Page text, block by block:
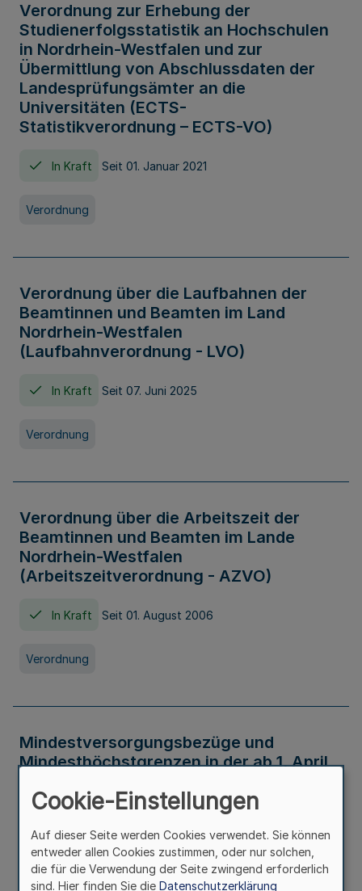
Verordnung zur Erhebung der
Studienerfolgsstatistik an Hochschulen
in Nordrhein-Westfalen und zur
Übermittlung von Abschlussdaten der
Landesprüfungsämter an die
Universitäten (ECTS-
Statistikverordnung – ECTS-VO)
In Kraft Seit 01. Januar 2021
Verordnung
Verordnung über die Laufbahnen der
Beamtinnen und Beamten im Land
Nordrhein-Westfalen
(Laufbahnverordnung - LVO)
In Kraft Seit 07. Juni 2025
Verordnung
Verordnung über die Arbeitszeit der
Beamtinnen und Beamten im Lande
Nordrhein-Westfalen
(Arbeitszeitverordnung - AZVO)
In Kraft Seit 01. August 2006
Verordnung
Mindestversorgungsbezüge und
Mindesthöchstgrenzen in der ab 1. April
Verwaltungsvorschrift
Cookie-Einstellungen
Auf dieser Seite werden Cookies verwendet. Sie können
entweder allen Cookies zustimmen, oder nur solchen,
die für die Verwendung der Seite zwingend erforderlich
sind. Hier finden Sie die Datenschutzerklärung